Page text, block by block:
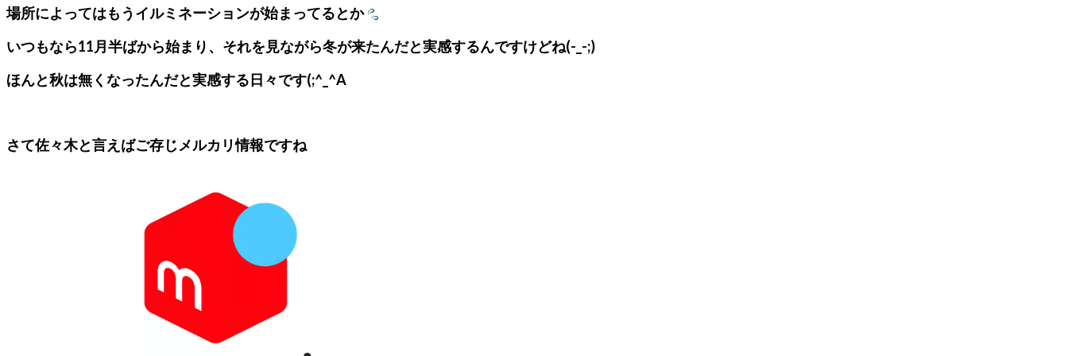
場所によってはもうイルミネーションが始まってるとか
いつもなら11月半ばから始まり、それを見ながら冬が来たんだと実感するんですけどね(-_-;)
ほんと秋は無くなったんだと実感する日々です(;^_^A
さて佐々木と言えばご存じメルカリ情報ですね